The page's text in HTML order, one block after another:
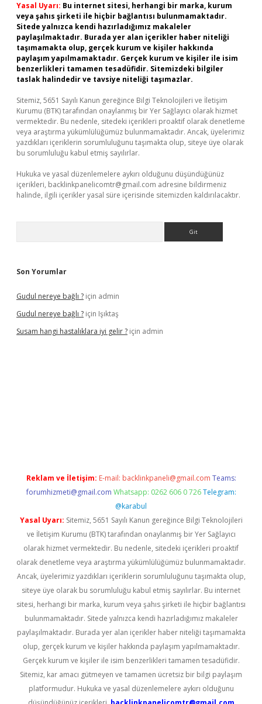
Yasal Uyarı: Bu internet sitesi, herhangi bir marka, kurum
veya şahıs şirketi ile hiçbir bağlantısı bulunmamaktadır.
Sitede yalnızca kendi hazırladığımız makaleler
paylaşılmaktadır. Burada yer alan içerikler haber niteliği
taşımamakta olup, gerçek kurum ve kişiler hakkında
paylaşım yapılmamaktadır. Gerçek kurum ve kişiler ile isim
benzerlikleri tamamen tesadüfidir. Sitemizdeki bilgiler
taslak halindedir ve tavsiye niteliği taşımazlar.
Sitemiz, 5651 Sayılı Kanun gereğince Bilgi Teknolojileri ve İletişim
Kurumu (BTK) tarafından onaylanmış bir Yer Sağlayıcı olarak hizmet
vermektedir. Bu nedenle, sitedeki içerikleri proaktif olarak denetleme
veya araştırma yükümlülüğümüz bulunmamaktadır. Ancak, üyelerimiz
yazdıkları içeriklerin sorumluluğunu taşımakta olup, siteye üye olarak
bu sorumluluğu kabul etmiş sayılırlar.
Hukuka ve yasal düzenlemelere aykırı olduğunu düşündüğünüz
içerikleri, backlinkpanelicomtr@gmail.com adresine bildirmeniz
halinde, ilgili içerikler yasal süre içerisinde sitemizden kaldırılacaktır.
Son Yorumlar
Gudul nereye bağlı ? için admin
Gudul nereye bağlı ? için Işıktaş
Susam hangi hastalıklara iyi gelir ? için admin
Reklam ve İletişim: E-mail: backlinkpaneli@gmail.com Teams:
forumhizmeti@gmail.com Whatsapp: 0262 606 0 726 Telegram:
@karabul
Yasal Uyarı: Sitemiz, 5651 Sayılı Kanun gereğince Bilgi Teknolojileri
ve İletişim Kurumu (BTK) tarafından onaylanmış bir Yer Sağlayıcı
olarak hizmet vermektedir. Bu nedenle, sitedeki içerikleri proaktif
olarak denetleme veya araştırma yükümlülüğümüz bulunmamaktadır.
Ancak, üyelerimiz yazdıkları içeriklerin sorumluluğunu taşımakta olup,
siteye üye olarak bu sorumluluğu kabul etmiş sayılırlar. Bu internet
sitesi, herhangi bir marka, kurum veya şahıs şirketi ile hiçbir bağlantısı
bulunmamaktadır. Sitede yalnızca kendi hazırladığımız makaleler
paylaşılmaktadır. Burada yer alan içerikler haber niteliği taşımamakta
olup, gerçek kurum ve kişiler hakkında paylaşım yapılmamaktadır.
Gerçek kurum ve kişiler ile isim benzerlikleri tamamen tesadüfidir.
Sitemiz, kar amacı gütmeyen ve tamamen ücretsiz bir bilgi paylaşım
platformudur. Hukuka ve yasal düzenlemelere aykırı olduğunu